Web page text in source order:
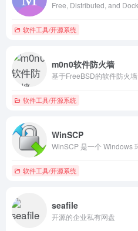
软件工具/开源系统
m0n0软件防火墙
基于FreeBSD的软件防火墙
软件工具/开源系统
WinSCP
软件工具/开源系统
seafile
开源的企业私有网盘